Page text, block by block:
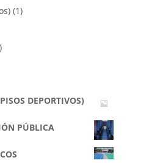
(1)
DEPORTIVOS)
PÚBLICA